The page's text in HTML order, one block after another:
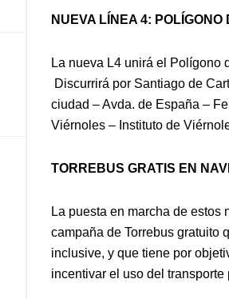
NUEVA LÍNEA 4:
La nueva L4 unirá el Polígono
Discurrirá por Santiago de
ciudad – Avda. de España –
Viérnoles – Instituto de
TORREBUS GRATIS EN
La puesta en marcha de
campaña de Torrebus gratuito
inclusive, y que tiene por
incentivar el uso del transporte